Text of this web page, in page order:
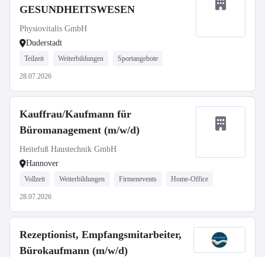
GESUNDHEITSWESEN
Physiovitalis GmbH
Duderstadt
Teilzeit Weiterbildungen Sportangebote
28.07.2026
Kauffrau/Kaufmann für
Büromanagement (m/w/d)
Heitefuß Haustechnik GmbH
Hannover
Vollzeit Weiterbildungen Firmenevents Home-Office
28.07.2026
Rezeptionist, Empfangsmitarbeiter,
Bürokaufmann (m/w/d)